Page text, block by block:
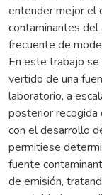
entender mejor el
contaminantes del
frecuente de
En este trabajo
vertido de una
laboratorio, a
posterior recogida
con el desarrollo
permitiese
fuente
de emisión,